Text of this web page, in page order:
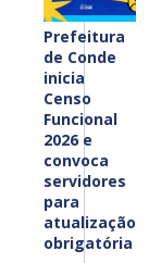
Prefeitura
de Conde
inicia
Censo
Funcional
2026 e
convoca
servidores
para
atualização
obrigatória